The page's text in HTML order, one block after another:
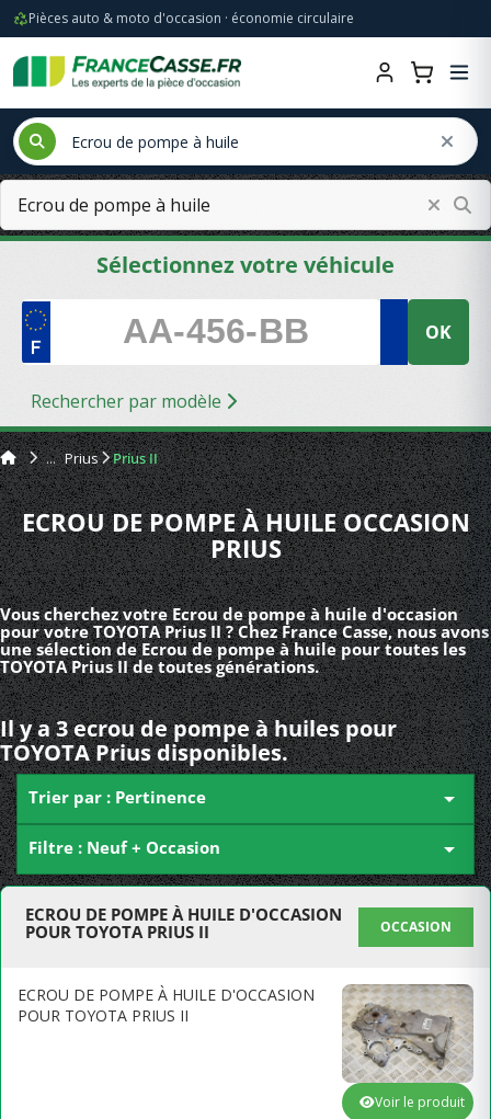
Pièces auto & moto d'occasion · économie circulaire
Sélectionnez votre véhicule
OK
Rechercher par modèle
Prius Prius II
ECROU DE POMPE À HUILE OCCASION
PRIUS
Vous cherchez votre Ecrou de pompe à huile d'occasion
pour votre TOYOTA Prius II ? Chez France Casse, nous avons
une sélection de Ecrou de pompe à huile pour toutes les
TOYOTA Prius II de toutes générations.
Il y a 3 ecrou de pompe à huiles pour
TOYOTA Prius disponibles.
Trier par : Pertinence 
Filtre : Neuf + Occasion 
ECROU DE POMPE À HUILE D'OCCASION
POUR TOYOTA PRIUS II
OCCASION
ECROU DE POMPE À HUILE D'OCCASION
POUR TOYOTA PRIUS II
Voir le produit